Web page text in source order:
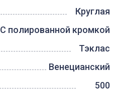
Круглая
С полированной кромкой
Тэклас
Венецианский
500